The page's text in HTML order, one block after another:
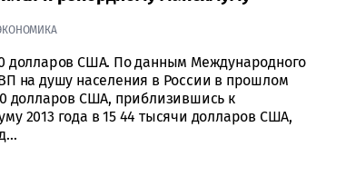
долларов США. По данным Международного
на душу населения в России в прошлом
долларов США, приблизившись к
2013 года в 15 44 тысячи долларов США,